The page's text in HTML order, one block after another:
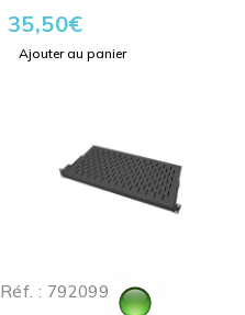
35,50€
Ajouter au panier
Réf. : 792099